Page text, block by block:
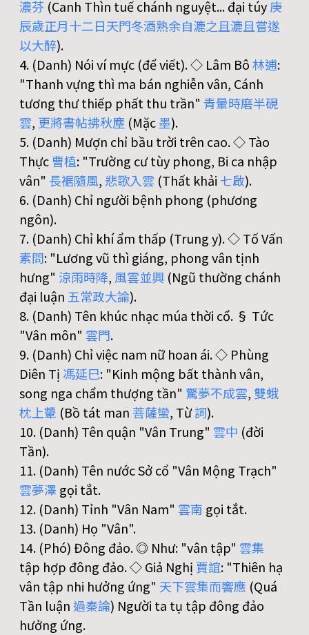
濃芬 (Canh Thìn tuế chánh nguyệt... đại túy庚
辰歲正月十二日天門冬酒熟余自漉之且漉且嘗遂
以大醉).
4. (Danh) Nói ví mực (để viết). ◇ Lâm Bô林逋:
"Thanh vựng thì ma bán nghiễn vân, Cánh
tương thư thiếp phất thu trần" 青暈時磨半硯
雲, 更將書帖拂秋塵 (Mặc墨).
5. (Danh) Mượn chỉ bầu trời trên cao. ◇ Tào
Thực曹植: "Trường cư tùy phong, Bi ca nhập
vân" 長裾隨風, 悲歌入雲 (Thất khải 七啟).
6. (Danh) Chỉ người bệnh phong (phương
ngôn).
7. (Danh) Chỉ khí ẩm thấp (Trung y). ◇ Tố Vấn
素問: "Lương vũ thì giáng, phong vân tịnh
hưng" 涼雨時降, 風雲並興 (Ngũ thường chánh
đại luận 五常政大論).
8. (Danh) Tên khúc nhạc múa thời cổ. § Tức
"Vân môn" 雲門.
9. (Danh) Chỉ việc nam nữ hoan ái. ◇ Phùng
Diên Tị 馮延巳: "Kinh mộng bất thành vân,
song nga chẩm thượng tần" 驚夢不成雲, 雙蛾
枕 上顰 (Bồ tát man 菩薩蠻, Từ詞).
10. (Danh) Tên quận "Vân Trung" 雲中 (đời
Tần).
11. (Danh) Tên nước Sở cổ "Vân Mộng Trạch"
雲夢澤gọi tắt.
12. (Danh) Tỉnh "Vân Nam" 雲南 gọi tắt.
13. (Danh) Họ "Vân".
14. (Phó) Đông đảo. ◎ Như: "vân tập" 雲集
tập hợp đông đảo. ◇ Giả Nghị 賈誼: "Thiên hạ
vân tập nhi hưởng ứng" 天下雲集而響應 (Quá
Tần luận 過秦論) Người ta tụ tập đông đảo
hưởng ứng.